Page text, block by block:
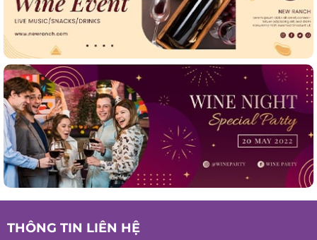
Email: Winecity.vn@gmail.com